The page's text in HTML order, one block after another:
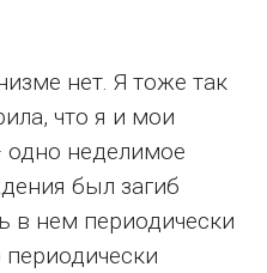
нет. Я тоже так
что я и мои
неделимое
был загиб
в нем периодически
периодически